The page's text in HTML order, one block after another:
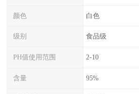
颜色 白色
级别 食品级
PH值使用范围 2-10
含量 95%